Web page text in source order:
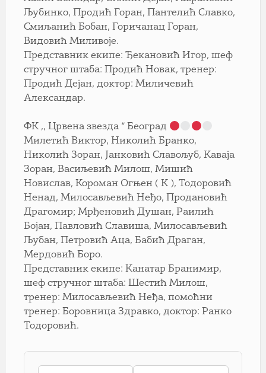
Љубинко, Продић Горан, Пантелић Славко,
Смиљанић Бобан, Горичанац Горан,
Видовић Миливоје.
Представник екипе: Ђекановић Игор, шеф
стручног штаба: Продић Новак, тренер:
Продић Дејан, доктор: Миличевић
Александар.
ФК ,, Црвена звезда “ Београд
Милетић Виктор, Николић Бранко,
Николић Зоран, Јанковић Славољуб, Каваја
Зоран, Васиљевић Милош, Мишић
Новислав, Короман Огњен ( К ), Тодоровић
Ненад, Милосављевић Неђо, Продановић
Драгомир; Мрђеновић Душан, Раилић
Бојан, Павловић Славиша, Милосављевић
Љубан, Петровић Аца, Бабић Драган,
Мердовић Боро.
Представник екипе: Канатар Бранимир,
шеф стручног штаба: Шестић Милош,
тренер: Милосављевић Неђа, помоћни
тренер: Боровница Здравко, доктор: Ранко
Тодоровић.